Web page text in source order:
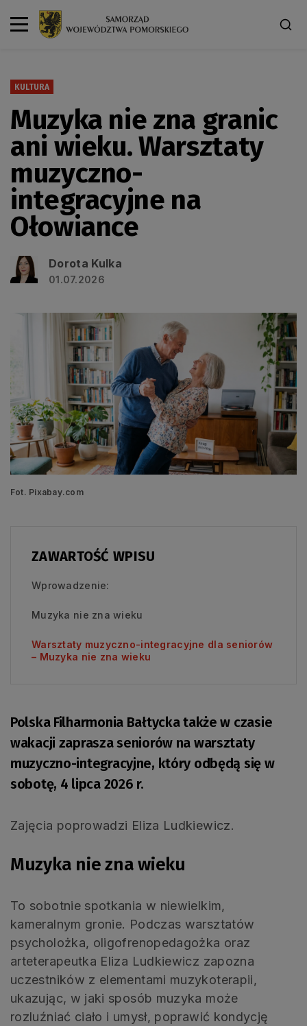
KULTURA
Muzyka nie zna granic
ani wieku. Warsztaty
muzyczno-
integracyjne na
Ołowiance
Dorota Kulka
01.07.2026
Fot. Pixabay.com
ZAWARTOŚĆ WPISU
Wprowadzenie:
Muzyka nie zna wieku
Warsztaty muzyczno-integracyjne dla seniorów
– Muzyka nie zna wieku
Polska Filharmonia Bałtycka także w czasie
wakacji zaprasza seniorów na warsztaty
muzyczno-integracyjne, który odbędą się w
sobotę, 4 lipca 2026 r.
Zajęcia poprowadzi Eliza Ludkiewicz.
Muzyka nie zna wieku
To sobotnie spotkania w niewielkim,
kameralnym gronie. Podczas warsztatów
psycholożka, oligofrenopedagożka oraz
arteterapeutka Eliza Ludkiewicz zapozna
uczestników z elementami muzykoterapii,
ukazując, w jaki sposób muzyka może
rozluźniać ciało i umysł, poprawić kondycję